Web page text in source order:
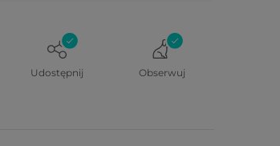
Udostępnij Obserwuj